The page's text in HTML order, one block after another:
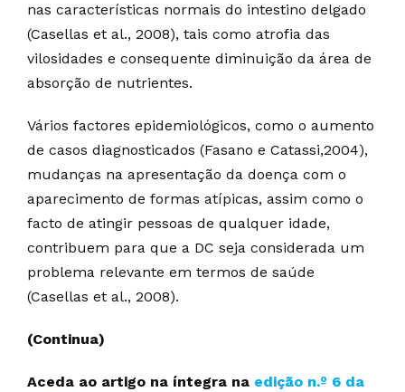
nas características normais do intestino delgado
(Casellas et al., 2008), tais como atrofia das
vilosidades e consequente diminuição da área de
absorção de nutrientes.
Vários factores epidemiológicos, como o aumento
de casos diagnosticados (Fasano e Catassi,2004),
mudanças na apresentação da doença com o
aparecimento de formas atípicas, assim como o
facto de atingir pessoas de qualquer idade,
contribuem para que a DC seja considerada um
problema relevante em termos de saúde
(Casellas et al., 2008).
(Continua)
Aceda ao artigo na íntegra na edição n.º 6 da